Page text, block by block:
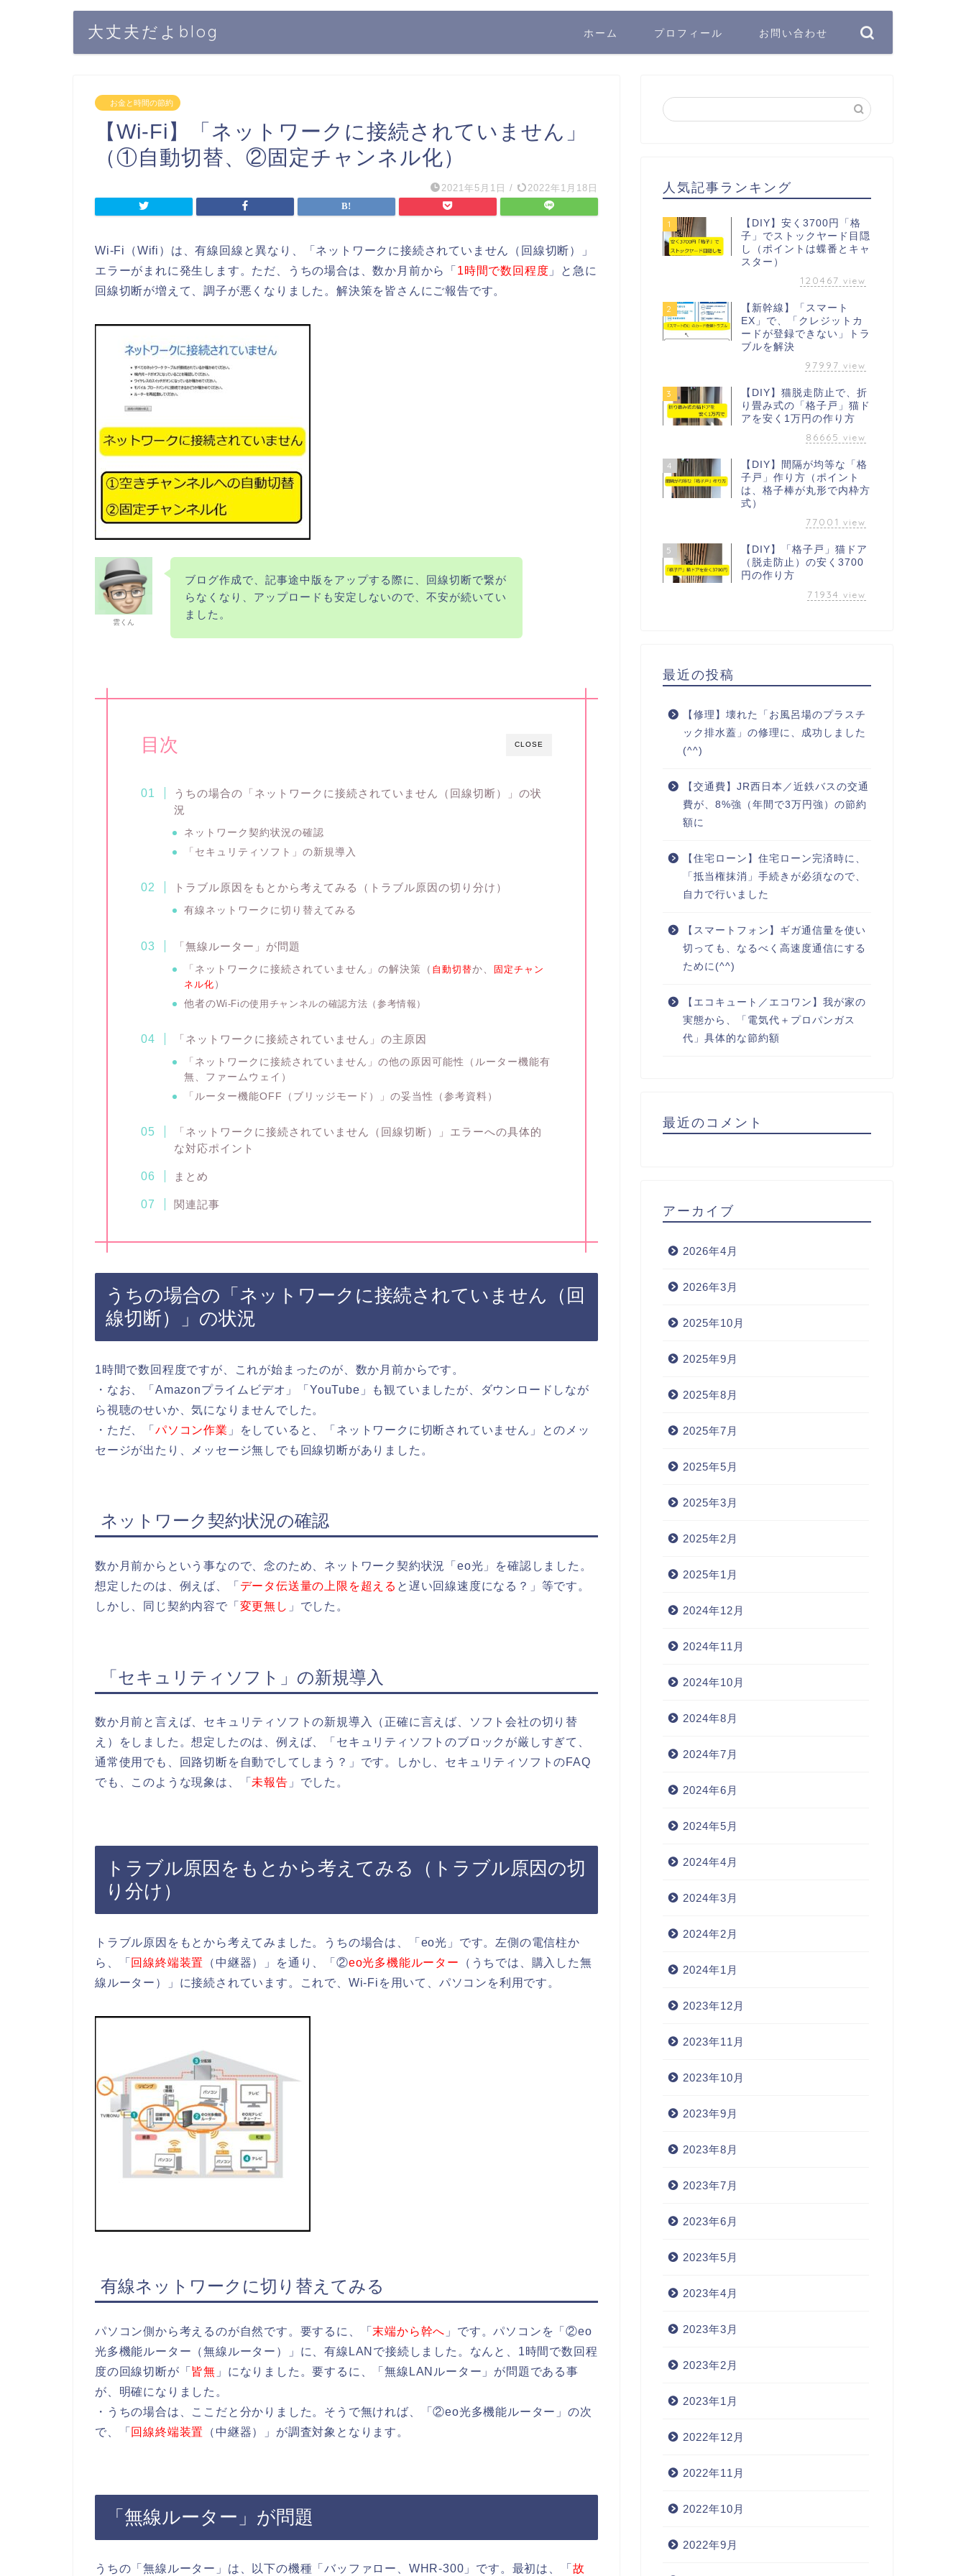
大丈夫だよblog ホーム プロフィール お問い合わせ
お金と時間の節約
【Wi-Fi】「ネットワークに接続されていません」
（①自動切替、②固定チャンネル化）
2021年5月1日 / 2022年1月18日
Wi-Fi（Wifi）は、有線回線と異なり、「ネットワークに接続されていません（回線切断）」
エラーがまれに発生します。ただ、うちの場合は、数か月前から「 1時間で数回程度 」と急に
回線切断が増えて、調子が悪くなりました。解決策を皆さんにご報告です。
雲くん
ブログ作成で、記事途中版をアップする際に、回線切断で繋が
らなくなり、アップロードも安定しないので、不安が続いてい
ました。
CLOSE
目次
うちの場合の「ネットワークに接続されていません（回線切断）」の状
況
ネットワーク契約状況の確認
「セキュリティソフト」の新規導入
トラブル原因をもとから考えてみる（トラブル原因の切り分け）
有線ネットワークに切り替えてみる
「無線ルーター」が問題
「ネットワークに接続されていません」の解決策（ 自動切替か、 固定チャン
ネル化 ）
他者のWi-Fiの使用チャンネルの確認方法（参考情報）
「ネットワークに接続されていません」の主原因
「ネットワークに接続されていません」の他の原因可能性（ルーター機能有
無、ファームウェイ）
「ルーター機能OFF（ブリッジモード）」の妥当性（参考資料）
「ネットワークに接続されていません（回線切断）」エラーへの具体的
な対応ポイント
まとめ
関連記事
うちの場合の「ネットワークに接続されていません（回
線切断）」の状況
1時間で数回程度ですが、これが始まったのが、数か月前からです。
・なお、「Amazonプライムビデオ」「YouTube」も観ていましたが、ダウンロードしなが
ら視聴のせいか、気になりませんでした。
・ただ、「 パソコン作業 」をしていると、「ネットワークに切断されていません」とのメッ
セージが出たり、メッセージ無しでも回線切断がありました。
ネットワーク契約状況の確認
数か月前からという事なので、念のため、ネットワーク契約状況「eo光」を確認しました。
想定したのは、例えば、「 データ伝送量の上限を超える と遅い回線速度になる？」等です。
しかし、同じ契約内容で「 変更無し 」でした。
「セキュリティソフト」の新規導入
数か月前と言えば、セキュリティソフトの新規導入（正確に言えば、ソフト会社の切り替
え）をしました。想定したのは、例えば、「セキュリティソフトのブロックが厳しすぎて、
通常使用でも、回路切断を自動でしてしまう？」です。しかし、セキュリティソフトのFAQ
でも、このような現象は、「 未報告 」でした。
トラブル原因をもとから考えてみる（トラブル原因の切
り分け）
トラブル原因をもとから考えてみました。うちの場合は、「eo光」です。左側の電信柱か
ら、「 回線終端装置 （中継器）」を通り、「②eo光多機能ルーター
（うちでは、購入した無
線ルーター）」に接続されています。これで、Wi-Fiを用いて、パソコンを利用です。
有線ネットワークに切り替えてみる
パソコン側から考えるのが自然です。要するに、「 末端から幹へ 」です。パソコンを「②eo
光多機能ルーター（無線ルーター）」に、有線LANで接続しました。なんと、1時間で数回程
度の回線切断が「 皆無 」になりました。要するに、「無線LANルーター」が問題である事
が、明確になりました。
・うちの場合は、ここだと分かりました。そうで無ければ、「②eo光多機能ルーター」の次
で、「 回線終端装置 （中継器）」が調査対象となります。
「無線ルーター」が問題
うちの「無線ルーター」は、以下の機種「バッファロー、WHR-300」です。最初は、「 故
人気記事ランキング
1
【DIY】安く3700円「格
子」でストックヤード目隠
し（ポイントは蝶番とキャ
スター）
120467 view
2
【新幹線】「スマート
EX」で、「クレジットカ
ードが登録できない」トラ
ブルを解決
97997 view
3
【DIY】猫脱走防止で、折
り畳み式の「格子戸」猫ド
アを安く1万円の作り方
86665 view
4
【DIY】間隔が均等な「格
子戸」作り方（ポイント
は、格子棒が丸形で内枠方
式）
77001 view
5
【DIY】「格子戸」猫ドア
（脱走防止）の安く3700
円の作り方
71934 view
最近の投稿
【修理】壊れた「お風呂場のプラスチ
ック排水蓋」の修理に、成功しました
(^^)
【交通費】JR西日本／近鉄バスの交通
費が、8%強（年間で3万円強）の節約
額に
【住宅ローン】住宅ローン完済時に、
「抵当権抹消」手続きが必須なので、
自力で行いました
【スマートフォン】ギガ通信量を使い
切っても、なるべく高速度通信にする
ために(^^)
【エコキュート／エコワン】我が家の
実態から、「電気代＋プロパンガス
代」具体的な節約額
最近のコメント
アーカイブ
2026年4月
2026年3月
2025年10月
2025年9月
2025年8月
2025年7月
2025年5月
2025年3月
2025年2月
2025年1月
2024年12月
2024年11月
2024年10月
2024年8月
2024年7月
2024年6月
2024年5月
2024年4月
2024年3月
2024年2月
2024年1月
2023年12月
2023年11月
2023年10月
2023年9月
2023年8月
2023年7月
2023年6月
2023年5月
2023年4月
2023年3月
2023年2月
2023年1月
2022年12月
2022年11月
2022年10月
2022年9月